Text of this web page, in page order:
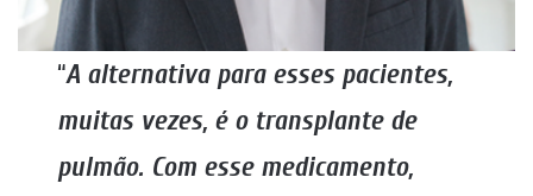
“A alternativa para esses pacientes,
muitas vezes, é o transplante de
pulmão. Com esse medicamento,